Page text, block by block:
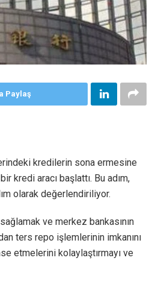
Paylaş
kredilerin sona ermesine
kredi aracı başlattı. Bu adım,
olarak değerlendiriliyor.
ve merkez bankasının
ters repo işlemlerinin imkanını
etmelerini kolaylaştırmayı ve